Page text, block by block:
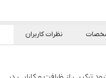
نظرات کاربران